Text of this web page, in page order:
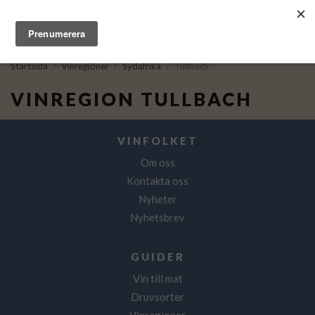
Startsida / Vinregioner / Sydafrika / Tullbach
VINREGION TULLBACH
VINFOLKET
Om oss
Kontakta oss
Nyheter
Nyhetsbrev
GUIDER
Vin till mat
Druvsorter